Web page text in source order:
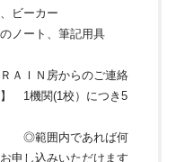
ビーカー
のノート、筆記用具
ＡＩＮ房からのご連絡
】 1機関(1校）につき5
内であれば何
申し込みいただけます